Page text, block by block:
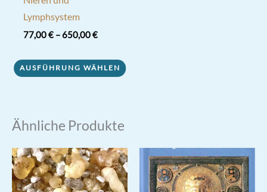
Lymphsystem
77,00€–650,00€
AUSFÜHRUNG WÄHLEN
Produkt
Varianten
Die
Optionen
können
Ähnliche Produkte